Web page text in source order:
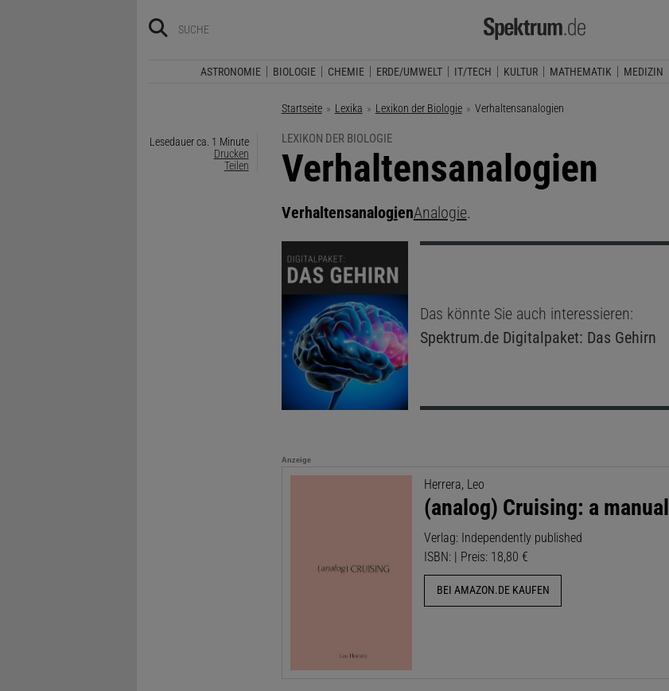
ASTRONOMIE BIOLOGIE CHEMIE ERDE/UMWELT IT/TECH KULTUR MATHEMATIK MEDIZIN
Startseite Lexika Lexikon der Biologie Aktuelle Seite:
Verhaltensanalogien
Lesedauer ca. 1 Minute
Drucken
Teilen
LEXIKON DER BIOLOGIE
:
Verhaltensanalogien
VerhaltensanalogienAnalogie.
Das könnte Sie auch interessieren:
Spektrum.deDigitalpaket: Das Gehirn
Anzeige
Herrera, Leo
(analog) Cruising: a manual
Verlag: Independently published
ISBN: | Preis: 18,80 €
BEI AMAZON.DE KAUFEN